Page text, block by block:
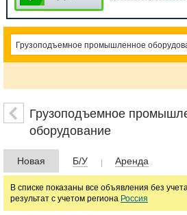
Запчасти и комплектующие для
Цена
руб.
Грузоподъемное
оборудование
Новая Б/У Аренда
В списке показаны все объявления без
результат с учетом региона Россия